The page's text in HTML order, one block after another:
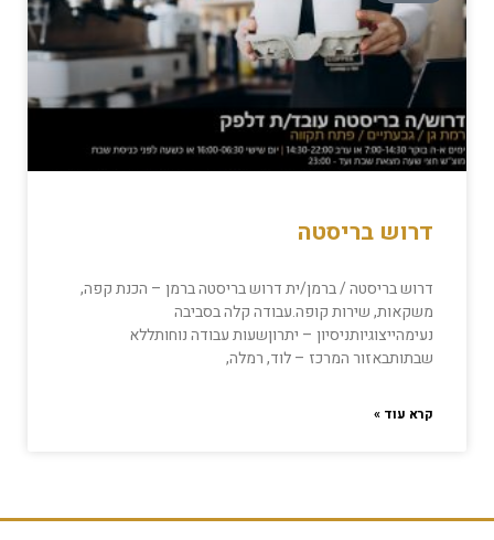
דרוש בריסטה
דרוש בריסטה / ברמן/ית דרוש בריסטה ברמן – הכנת קפה,
משקאות, שירות קופה.עבודה קלה בסביבה
נעימהייצוגיותניסיון – יתרוןשעות עבודה נוחותללא
שבתותבאזור המרכז – לוד, רמלה,
קרא עוד »